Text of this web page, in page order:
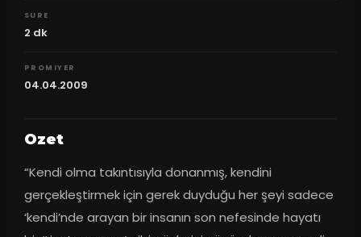
SURE
2 dk
PROMIYER
04.04.2009
Ozet
“Kendi olma takıntısıyla donanmış, kendini
gerçekleştirmek için gerek duyduğu her şeyi sadece
‘kendi’nde arayan bir insanın son nefesinde hayatı